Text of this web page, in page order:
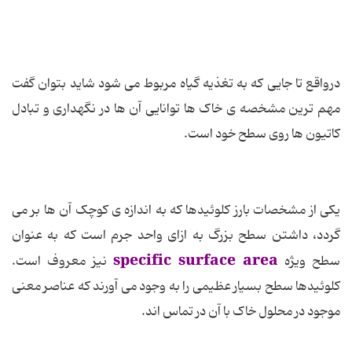
درواقع تا جایی که به تغذیه گیاه مربوط می شود شاید بتوان گفت
مهم ترین مشخصه ی خاک ها توانایی آن ها در نگهداری و تبادل
کاتیون ها روی سطح خود است.
یکی از مشخصات بارز کلوئیدها که به اندازه ی کوچک آن ها بر می
گردد، داشتن سطح بزرگ به ازای واحد جرم است که به عنوان
سطح ویژه specific surface area نیز معروف است.
کلوئیدها سطح بسیار عظیمی را به وجود می آورند که عناصر معنی
موجود در محلول خاک با آن در تماس اند.